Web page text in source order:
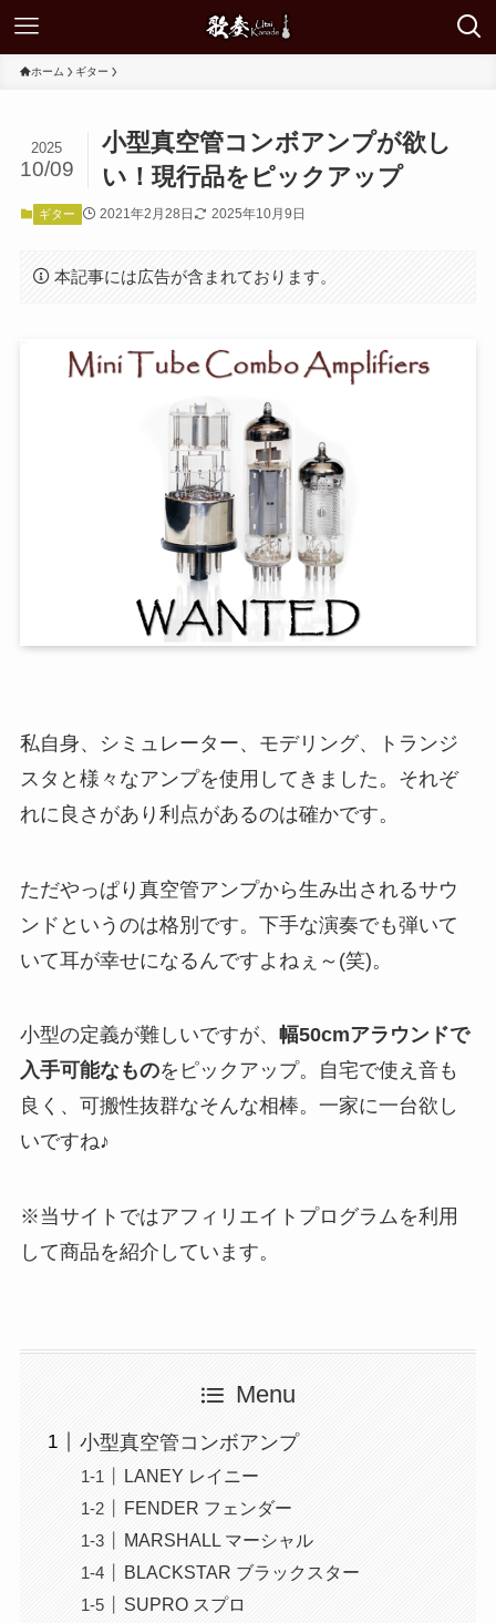
ホーム ギター
小型真空管コンボアンプが欲し
い！現行品をピックアップ
2025
10/09
ギター 2021年2月28日 2025年10月9日
本記事には広告が含まれております。
私自身、シミュレーター、モデリング、トランジ
スタと様々なアンプを使用してきました。それぞ
れに良さがあり利点があるのは確かです。
ただやっぱり真空管アンプから生み出されるサウ
ンドというのは格別です。下手な演奏でも弾いて
いて耳が幸せになるんですよねぇ～(笑)。
小型の定義が難しいですが、 幅50cmアラウンドで
入手可能なものをピックアップ。自宅で使え音も
良く、可搬性抜群なそんな相棒。一家に一台欲し
いですね♪
※当サイトではアフィリエイトプログラムを利用
して商品を紹介しています。
Menu
小型真空管コンボアンプ
LANEY レイニー
FENDER フェンダー
MARSHALL マーシャル
BLACKSTAR ブラックスター
SUPRO スプロ